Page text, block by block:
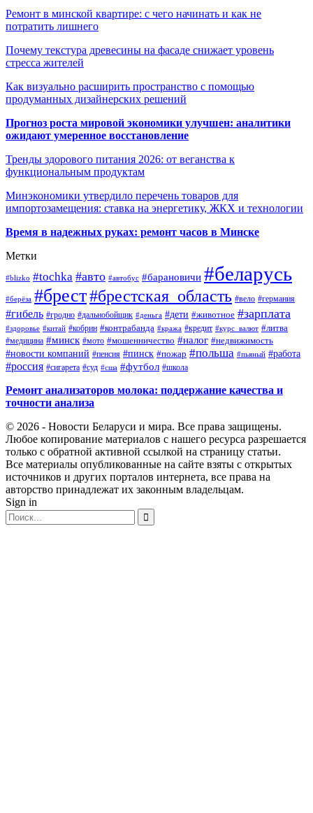
Ремонт в минской квартире: с чего начинать и как не
потратить лишнего
Почему текстура древесины на фасаде снижает уровень
стресса жителей
Как визуально расширить пространство с помощью
продуманных дизайнерских решений
Прогноз роста мировой экономики улучшен: аналитики
ожидают умеренное восстановление
Тренды здорового питания 2026: от веганства к
функциональным продуктам
Минэкономики утвердило перечень товаров для
импортозамещения: ставка на энергетику, ЖКХ и технологии
Время в надежных руках: ремонт часов в Минске
Метки
#blizko #tochka #авто #автобус #барановичи #беларусь
#берёза #брест#брестская_область #вело #германия
#гибель #гродно #дальнобойщик #деньга #дети #животное #зарплата
#здоровье #китай #кобрин #контрабанда #кража #кредит #курс_валют #литва
#медицина #минск #мото #мошенничество #налог #недвижимость
#новости компаний #пенсия #пинск #пожар #польша #пьяный #работа
#россия #сигарета #суд #сша #футбол #школа
Ремонт анализаторов молока: поддержание качества и
точности анализа
© 2026 - Новости Беларуси и мира. Все права защищены.
Любое копирование материалов с нашего ресурса разрешается
только с обратной активной ссылкой на страницу статьи.
Все материалы опубликованные на сайте взяты с открытых
источников и других порталов интернета, все права на
авторство принадлежат их законным владельцам.
Sign in